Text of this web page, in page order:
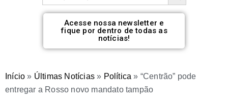
Acesse nossa newsletter e
fique por dentro de todas as
notícias!
Início » Últimas Notícias » Política » “Centrão” pode
entregar a Rosso novo mandato tampão